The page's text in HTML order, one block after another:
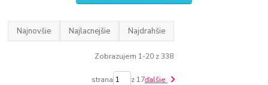
Najnovšie Najlacnejšie Najdrahšie
Zobrazujem 1-20 z 338
strana z 17ďalšie